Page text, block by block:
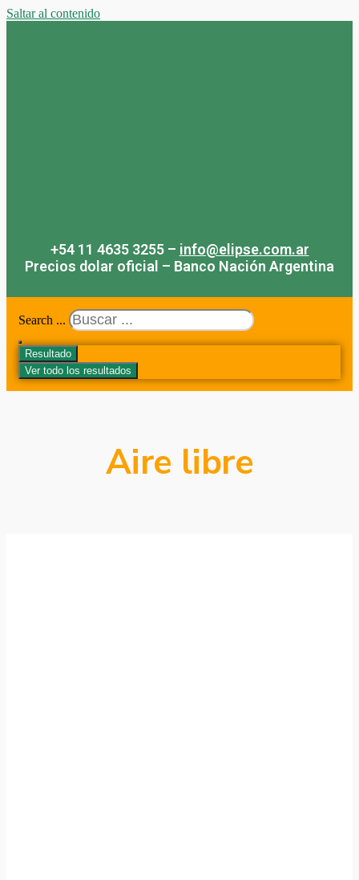
Saltar al contenido
+54 11 4635 3255 – info@elipse.com.ar
Precios dolar oficial – Banco Nación Argentina
Search ...
Resultado
Ver todo los resultados
Aire libre